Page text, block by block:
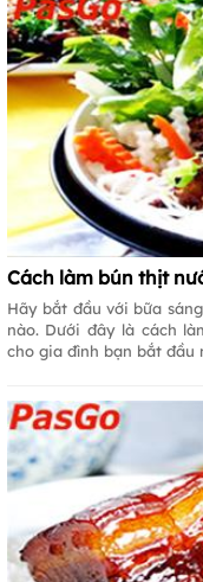
Cách làm bún thịt
Hãy bắt đầu với bữa
nào. Dưới đây là cách
cho gia đình bạn bắt đầu